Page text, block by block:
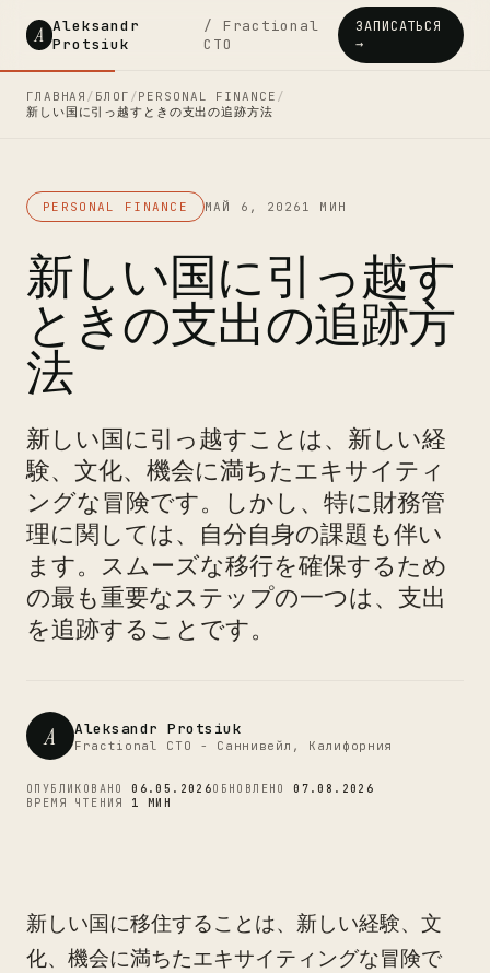
A Aleksandr
Protsiuk
/ Fractional
CTO
ЗАПИСАТЬСЯ
→
ГЛАВНАЯ / БЛОГ /PERSONAL FINANCE /
新しい国に引っ越すときの支出の追跡方法
PERSONAL FINANCE МАЙ 6, 2026 1 МИН
新しい国に引っ越す
ときの支出の追跡方
法
新しい国に引っ越すことは、新しい経
験、文化、機会に満ちたエキサイティ
ングな冒険です。しかし、特に財務管
理に関しては、自分自身の課題も伴い
ます。スムーズな移行を確保するため
の最も重要なステップの一つは、支出
を追跡することです。
A Aleksandr Protsiuk
Fractional CTO - Саннивейл, Калифорния
ОПУБЛИКОВАНО06.05.2026ОБНОВЛЕНО07.08.2026
ВРЕМЯ ЧТЕНИЯ 1 МИН
新しい国に移住することは、新しい経験、文
化、機会に満ちたエキサイティングな冒険で